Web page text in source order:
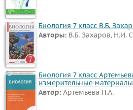
Биология 7 класс В.Б.
Авторы: В.Б. Захаров, Н.И.
Биология 7 класс
измерительные материалы
Автор: Артемьева Н.А.